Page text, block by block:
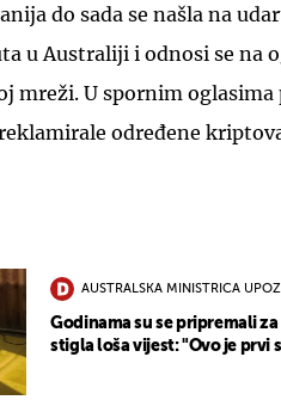
do sada se našla na
u Australiji i odnosi se na
mreži. U spornim oglasima
određene
AUSTRALSKA MINISTRICA
Godinama su se pripremali za
stigla loša vijest: "Ovo je prvi